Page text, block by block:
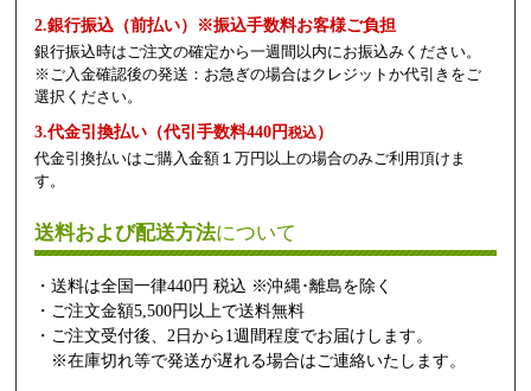
2.銀行振込（前払い）※振込手数料お客様ご負担
銀行振込時はご注文の確定から一週間以内にお振込みください。
※ご入金確認後の発送：お急ぎの場合はクレジットか代引きをご
選択ください。
3.代金引換払い（代引手数料440円税込）
代金引換払いはご購入金額１万円以上の場合のみご利用頂けま
す。
送料および配送方法について
・送料は全国一律440円 税込 ※沖縄･離島を除く
・ご注文金額5,500円以上で送料無料
・ご注文受付後、2日から1週間程度でお届けします。
※在庫切れ等で発送が遅れる場合はご連絡いたします。